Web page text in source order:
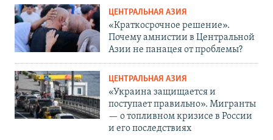
ЦЕНТРАЛЬНАЯ АЗИЯ
«Краткосрочное решение».
Почему амнистии в Центральной
Азии не панацея от проблемы?
ЦЕНТРАЛЬНАЯ АЗИЯ
«Украина защищается и
поступает правильно». Мигранты
— о топливном кризисе в России
и его последствиях